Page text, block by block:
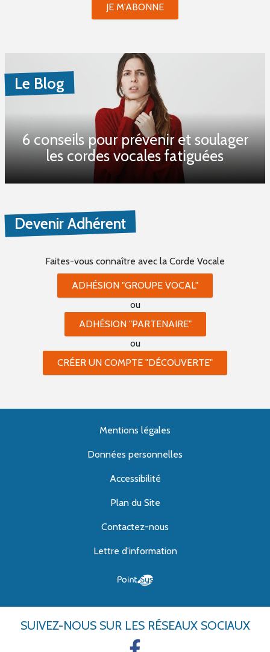
JE M'ABONNE
Le Blog
6 conseils pour prévenir et soulager
les cordes vocales fatiguées
Devenir Adhérent
Faites-vous connaître avec la Corde Vocale
ADHÉSION "GROUPE VOCAL"
ou
ADHÉSION "PARTENAIRE"
ou
CRÉER UN COMPTE "DÉCOUVERTE"
Mentions légales
Données personnelles
Accessibilité
Plan du Site
Contactez-nous
Lettre d'information
SUIVEZ-NOUS SUR LES RÉSEAUX SOCIAUX